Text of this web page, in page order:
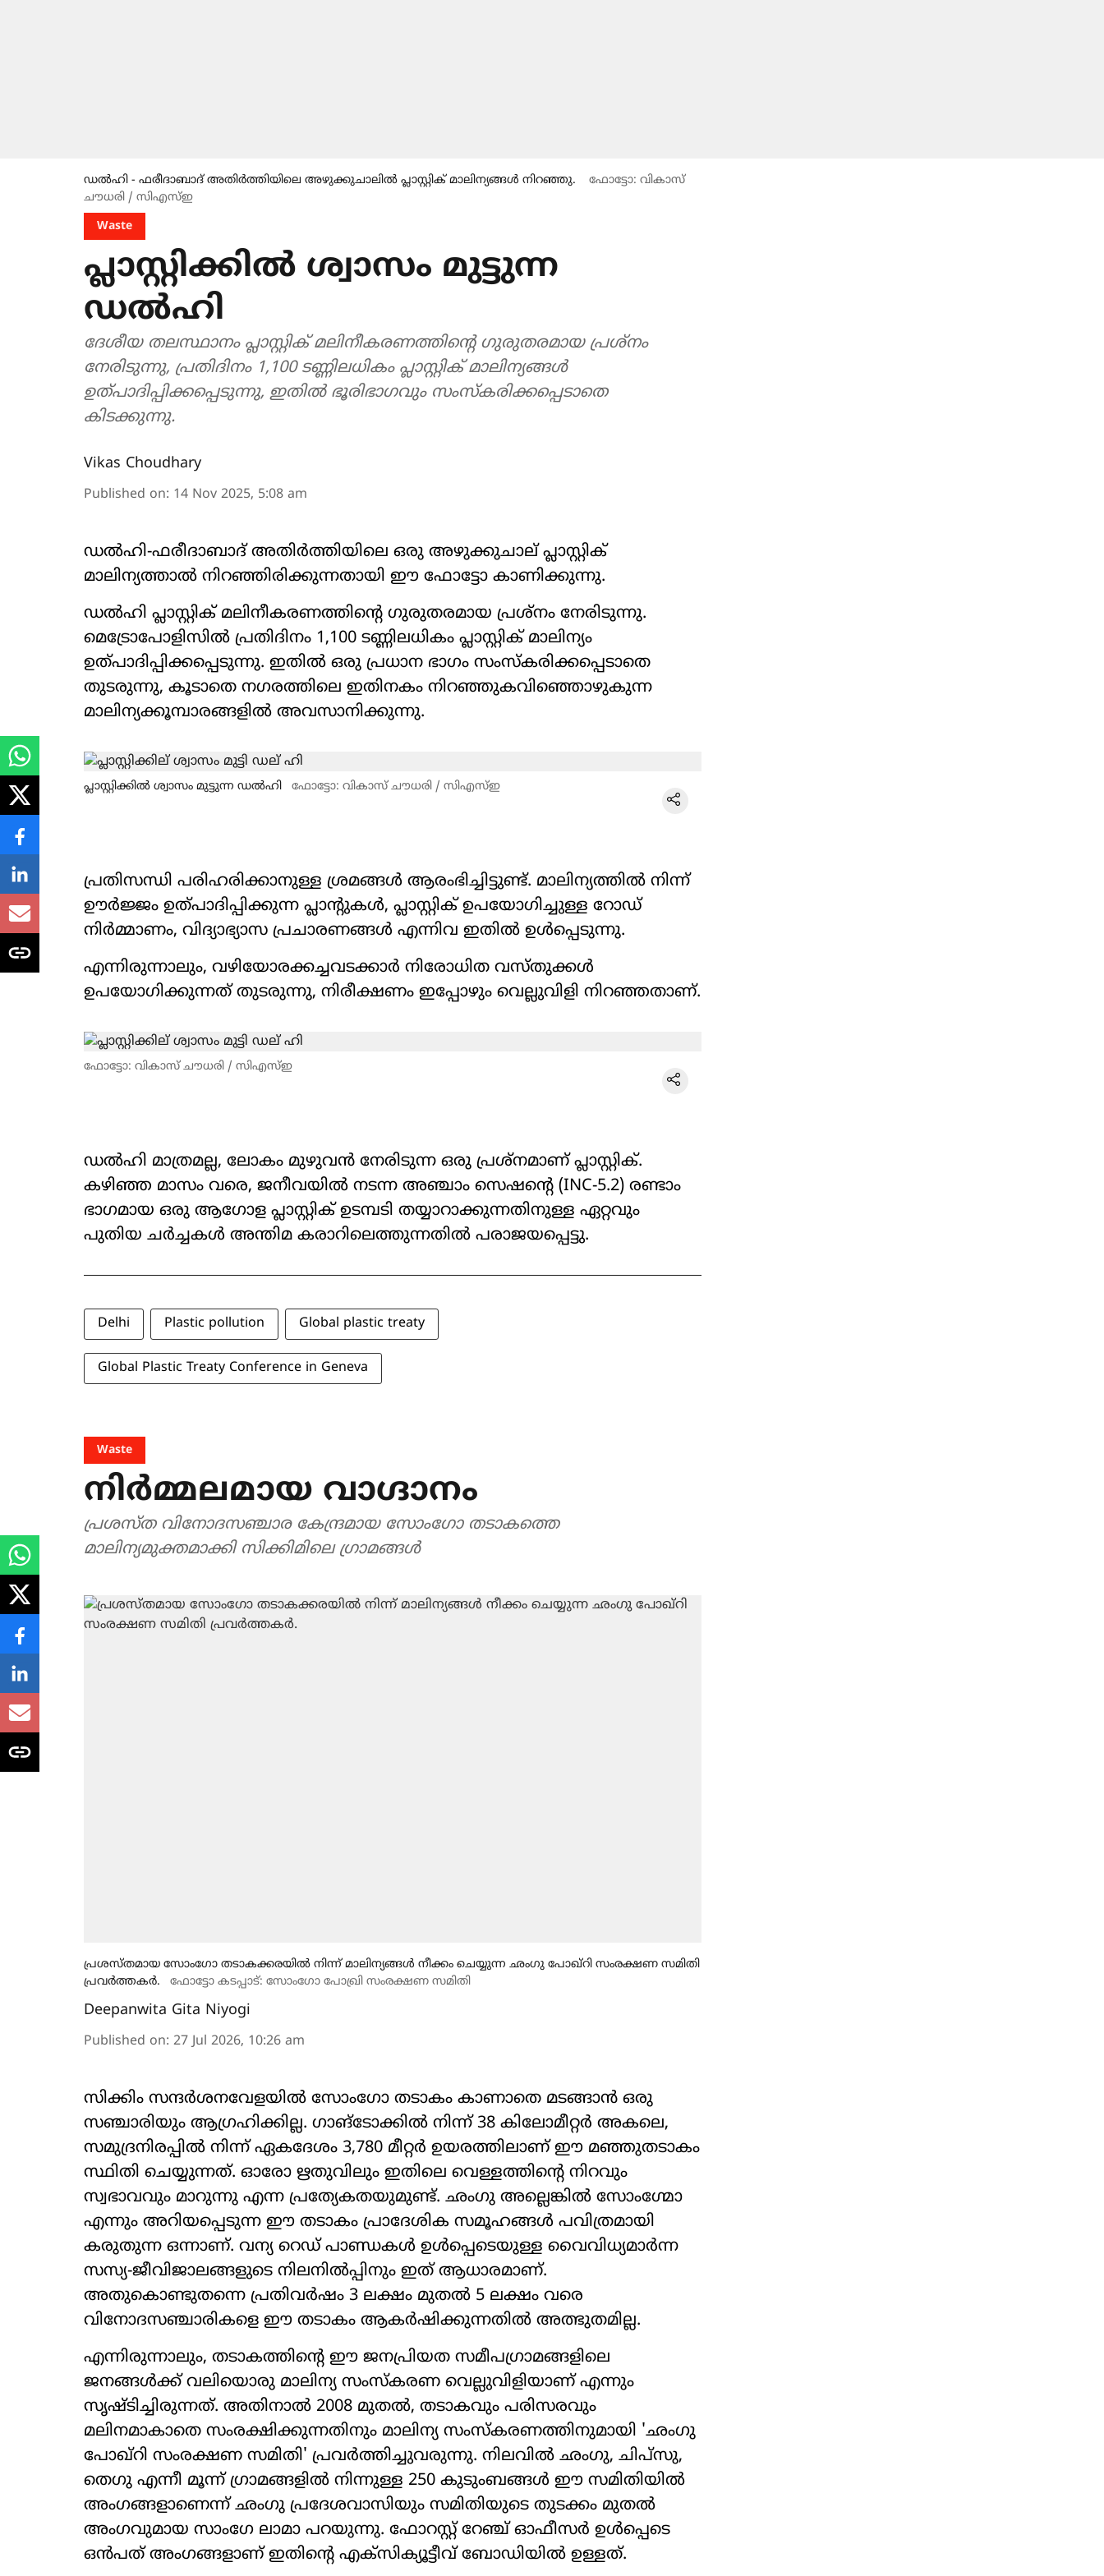
ഡൽഹി - ഫരീദാബാദ് അതിർത്തിയിലെ അഴുക്കുചാലിൽ പ്ലാസ്റ്റിക് മാലിന്യങ്ങൾ നിറഞ്ഞു.
ഫോട്ടോ: വികാസ്
ചൗധരി / സിഎസ്ഇ
Waste
പ്ലാസ്റ്റിക്കിൽ ശ്വാസം മുട്ടുന്ന
ഡൽഹി
ദേശീയ തലസ്ഥാനം പ്ലാസ്റ്റിക് മലിനീകരണത്തിന്റെ ഗുരുതരമായ പ്രശ്നം
നേരിടുന്നു, പ്രതിദിനം 1,100 ടണ്ണിലധികം പ്ലാസ്റ്റിക് മാലിന്യങ്ങൾ
ഉത്പാദിപ്പിക്കപ്പെടുന്നു, ഇതിൽ ഭൂരിഭാഗവും സംസ്കരിക്കപ്പെടാതെ
കിടക്കുന്നു.
Vikas Choudhary
Published on: 14 Nov 2025, 5:08 am
ഡൽഹി-ഫരീദാബാദ് അതിർത്തിയിലെ ഒരു അഴുക്കുചാല് പ്ലാസ്റ്റിക്
മാലിന്യത്താൽ നിറഞ്ഞിരിക്കുന്നതായി ഈ ഫോട്ടോ കാണിക്കുന്നു.
ഡൽഹി പ്ലാസ്റ്റിക് മലിനീകരണത്തിന്റെ ഗുരുതരമായ പ്രശ്നം നേരിടുന്നു.
മെട്രോപോളിസിൽ പ്രതിദിനം 1,100 ടണ്ണിലധികം പ്ലാസ്റ്റിക് മാലിന്യം
ഉത്പാദിപ്പിക്കപ്പെടുന്നു. ഇതിൽ ഒരു പ്രധാന ഭാഗം സംസ്കരിക്കപ്പെടാതെ
തുടരുന്നു, കൂടാതെ നഗരത്തിലെ ഇതിനകം നിറഞ്ഞുകവിഞ്ഞൊഴുകുന്ന
മാലിന്യക്കൂമ്പാരങ്ങളിൽ അവസാനിക്കുന്നു.
പ്ലാസ്റ്റിക്കിൽ ശ്വാസം മുട്ടുന്ന ഡൽഹി ഫോട്ടോ: വികാസ് ചൗധരി / സിഎസ്ഇ
പ്രതിസന്ധി പരിഹരിക്കാനുള്ള ശ്രമങ്ങൾ ആരംഭിച്ചിട്ടുണ്ട്. മാലിന്യത്തിൽ നിന്ന്
ഊർജ്ജം ഉത്പാദിപ്പിക്കുന്ന പ്ലാന്റുകൾ, പ്ലാസ്റ്റിക് ഉപയോഗിച്ചുള്ള റോഡ്
നിർമ്മാണം, വിദ്യാഭ്യാസ പ്രചാരണങ്ങൾ എന്നിവ ഇതിൽ ഉൾപ്പെടുന്നു.
എന്നിരുന്നാലും, വഴിയോരക്കച്ചവടക്കാർ നിരോധിത വസ്തുക്കൾ
ഉപയോഗിക്കുന്നത് തുടരുന്നു, നിരീക്ഷണം ഇപ്പോഴും വെല്ലുവിളി നിറഞ്ഞതാണ്.
ഫോട്ടോ: വികാസ് ചൗധരി / സിഎസ്ഇ
ഡൽഹി മാത്രമല്ല, ലോകം മുഴുവൻ നേരിടുന്ന ഒരു പ്രശ്നമാണ് പ്ലാസ്റ്റിക്.
കഴിഞ്ഞ മാസം വരെ, ജനീവയിൽ നടന്ന അഞ്ചാം സെഷന്റെ (INC-5.2) രണ്ടാം
ഭാഗമായ ഒരു ആഗോള പ്ലാസ്റ്റിക് ഉടമ്പടി തയ്യാറാക്കുന്നതിനുള്ള ഏറ്റവും
പുതിയ ചർച്ചകൾ അന്തിമ കരാറിലെത്തുന്നതിൽ പരാജയപ്പെട്ടു.
Delhi Plastic pollution Global plastic treaty
Global Plastic Treaty Conference in Geneva
Waste
നിർമ്മലമായ വാഗ്ദാനം
പ്രശസ്ത വിനോദസഞ്ചാര കേന്ദ്രമായ സോംഗോ തടാകത്തെ
മാലിന്യമുക്തമാക്കി സിക്കിമിലെ ഗ്രാമങ്ങൾ
പ്രശസ്തമായ സോംഗോ തടാകക്കരയിൽ നിന്ന് മാലിന്യങ്ങൾ നീക്കം ചെയ്യുന്ന ഛംഗു പോഖ്റി സംരക്ഷണ സമിതി
പ്രവർത്തകർ.
ഫോട്ടോ കടപ്പാട്: സോംഗോ പോഖ്രി സംരക്ഷണ സമിതി
Deepanwita Gita Niyogi
Published on: 27 Jul 2026, 10:26 am
സിക്കിം സന്ദർശനവേളയിൽ സോംഗോ തടാകം കാണാതെ മടങ്ങാൻ ഒരു
സഞ്ചാരിയും ആഗ്രഹിക്കില്ല. ഗാങ്‌ടോക്കിൽ നിന്ന് 38 കിലോമീറ്റർ അകലെ,
സമുദ്രനിരപ്പിൽ നിന്ന് ഏകദേശം 3,780 മീറ്റർ ഉയരത്തിലാണ് ഈ മഞ്ഞുതടാകം
സ്ഥിതി ചെയ്യുന്നത്. ഓരോ ഋതുവിലും ഇതിലെ വെള്ളത്തിന്റെ നിറവും
സ്വഭാവവും മാറുന്നു എന്ന പ്രത്യേകതയുമുണ്ട്. ഛംഗു അല്ലെങ്കിൽ സോംഗ്മോ
എന്നും അറിയപ്പെടുന്ന ഈ തടാകം പ്രാദേശിക സമൂഹങ്ങൾ പവിത്രമായി
കരുതുന്ന ഒന്നാണ്. വന്യ റെഡ് പാണ്ഡകൾ ഉൾപ്പെടെയുള്ള വൈവിധ്യമാർന്ന
സസ്യ-ജീവിജാലങ്ങളുടെ നിലനിൽപ്പിനും ഇത് ആധാരമാണ്.
അതുകൊണ്ടുതന്നെ പ്രതിവർഷം 3 ലക്ഷം മുതൽ 5 ലക്ഷം വരെ
വിനോദസഞ്ചാരികളെ ഈ തടാകം ആകർഷിക്കുന്നതിൽ അത്ഭുതമില്ല.
എന്നിരുന്നാലും, തടാകത്തിന്റെ ഈ ജനപ്രിയത സമീപഗ്രാമങ്ങളിലെ
ജനങ്ങൾക്ക് വലിയൊരു മാലിന്യ സംസ്കരണ വെല്ലുവിളിയാണ് എന്നും
സൃഷ്ടിച്ചിരുന്നത്. അതിനാൽ 2008 മുതൽ, തടാകവും പരിസരവും
മലിനമാകാതെ സംരക്ഷിക്കുന്നതിനും മാലിന്യ സംസ്കരണത്തിനുമായി 'ഛംഗു
പോഖ്റി സംരക്ഷണ സമിതി' പ്രവർത്തിച്ചുവരുന്നു. നിലവിൽ ഛംഗു, ചിപ്സു,
തെഗു എന്നീ മൂന്ന് ഗ്രാമങ്ങളിൽ നിന്നുള്ള 250 കുടുംബങ്ങൾ ഈ സമിതിയിൽ
അംഗങ്ങളാണെന്ന് ഛംഗു പ്രദേശവാസിയും സമിതിയുടെ തുടക്കം മുതൽ
അംഗവുമായ സാംഗേ ലാമാ പറയുന്നു. ഫോറസ്റ്റ് റേഞ്ച് ഓഫീസർ ഉൾപ്പെടെ
ഒൻപത് അംഗങ്ങളാണ് ഇതിന്റെ എക്സിക്യൂട്ടീവ് ബോഡിയിൽ ഉള്ളത്.